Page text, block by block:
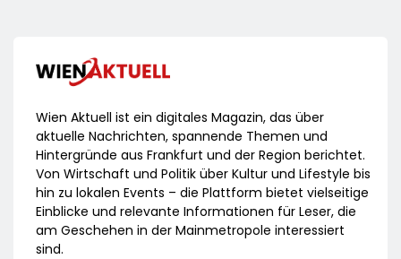
Wien Aktuell ist ein digitales Magazin, das über
aktuelle Nachrichten, spannende Themen und
Hintergründe aus Frankfurt und der Region berichtet.
Von Wirtschaft und Politik über Kultur und Lifestyle bis
hin zu lokalen Events – die Plattform bietet vielseitige
Einblicke und relevante Informationen für Leser, die
am Geschehen in der Mainmetropole interessiert
sind.